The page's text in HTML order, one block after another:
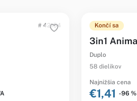
# 42154 Končí sa
3in1
Duplo
58 dielikov
Najnižšia cena
€1,41 -96 %